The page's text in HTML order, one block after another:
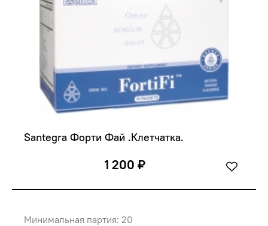
Santegra Форти Фай .Клетчатка.
1 200 ₽
Минимальная партия: 20